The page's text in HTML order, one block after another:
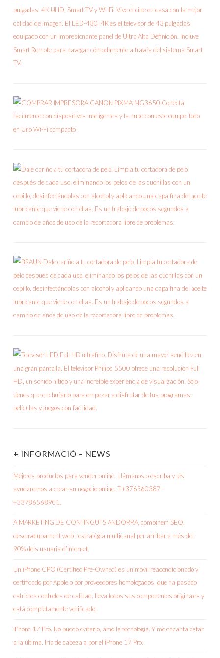
+ INFORMACIÓ – NEWS
Mejores productos para vender online. Llámanos o escriba y les
ayudaremos a crear su negocio online. T.+376360387 –
+33786568901.
A MARKETING DE CONTINGUTS ANDORRA, combinem SEO,
desenvolupament web i estratègia multicanal per arribar a més del
90% dels usuaris d’internet.
Un iPhone CPO (Certified Pre-Owned) es un móvil reacondicionado y
certificado por Apple o por proveedores homologados, que ha pasado
estrictos controles de calidad, lleva todos sus componentes originales y
está completamente verificado.
iPhone 17 Pro. No puedo evitarlo, amo la tecnología. Y me encanta estar
a la última. Iría de cabeza a por el iPhone 17 Pro.